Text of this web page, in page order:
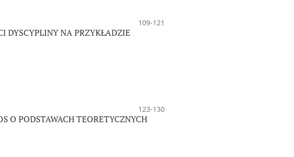
109-121
DYSCYPLINY NA PRZYKŁADZIE
123-130
O PODSTAWACH TEORETYCZNYCH